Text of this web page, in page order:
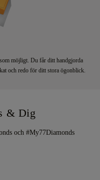
möjligt. Du får ditt handgjorda
och redo för ditt stora ögonblick.
& Dig
och #My77Diamonds